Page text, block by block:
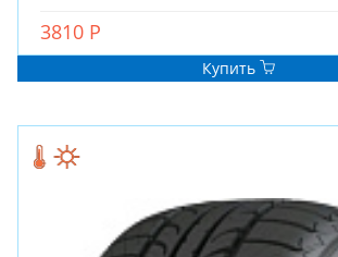
3810 Р
Купить